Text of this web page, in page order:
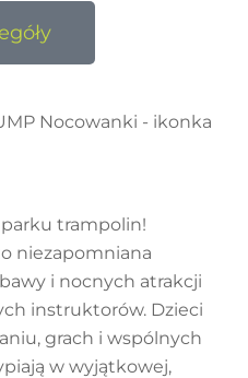
trampolin!
niezapomniana
i nocnych atrakcji
instruktorów. Dzieci
grach i wspólnych
w wyjątkowej,